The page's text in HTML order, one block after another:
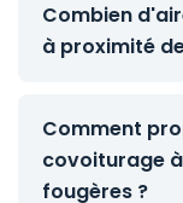
Combien
à proximité
Comment
covoiturage
fougères ?